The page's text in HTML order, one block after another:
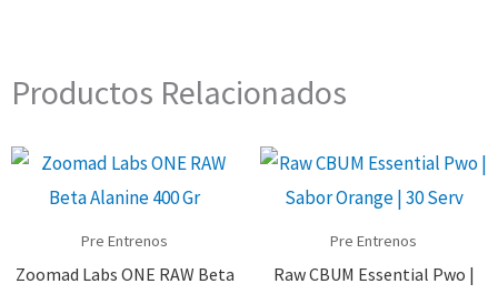
Productos Relacionados
Pre Entrenos
Zoomad Labs ONE RAW Beta
Pre Entrenos
Raw CBUM Essential Pwo |